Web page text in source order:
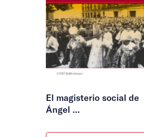
El magisterio social de
Ángel ...